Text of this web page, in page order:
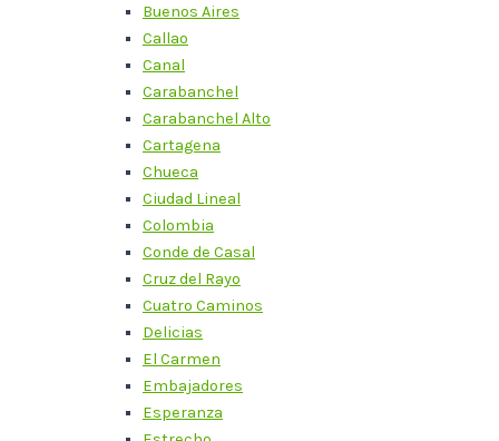
Buenos Aires
Callao
Canal
Carabanchel
Carabanchel Alto
Cartagena
Chueca
Ciudad Lineal
Colombia
Conde de Casal
Cruz del Rayo
Cuatro Caminos
Delicias
El Carmen
Embajadores
Esperanza